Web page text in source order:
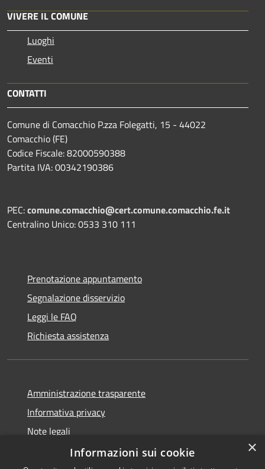
VIVERE IL COMUNE
Luoghi
Eventi
CONTATTI
Comune di Comacchio P.zza Folegatti, 15 - 44022
Comacchio (FE)
Codice Fiscale: 82000590388
Partita IVA: 00342190386
PEC:comune.comacchio@cert.comune.comacchio.fe.it
Centralino Unico: 0533 310 111
Prenotazione appuntamento
Segnalazione disservizio
Leggi le FAQ
Richiesta assistenza
Amministrazione trasparente
Informativa privacy
Note legali
Dichiarazione di accessibilità
×
Informazioni sui cookie